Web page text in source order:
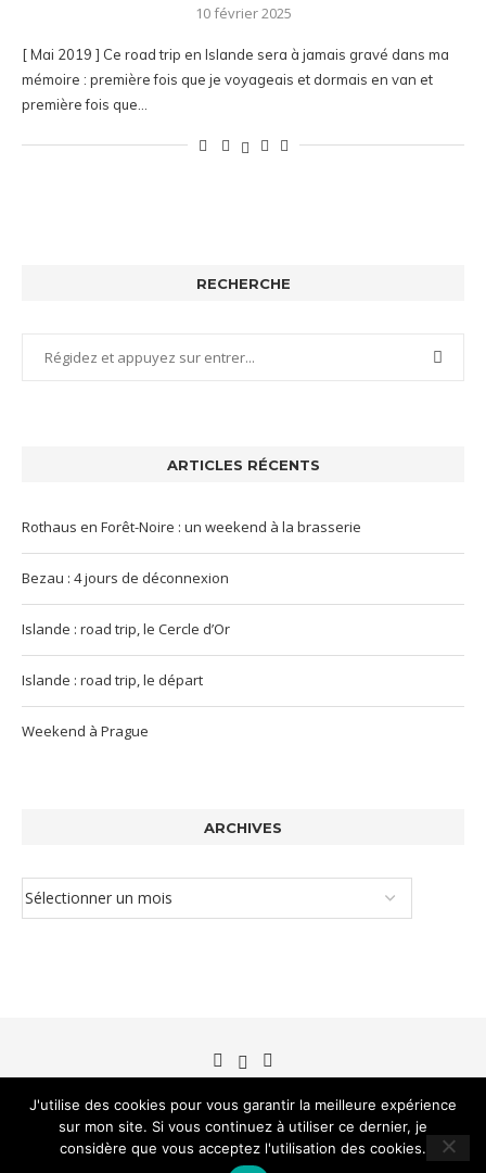
10 février 2025
[ Mai 2019 ] Ce road trip en Islande sera à jamais gravé dans ma
mémoire : première fois que je voyageais et dormais en van et
première fois que…
RECHERCHE
ARTICLES RÉCENTS
Rothaus en Forêt-Noire : un weekend à la brasserie
Bezau : 4 jours de déconnexion
Islande : road trip, le Cercle d’Or
Islande : road trip, le départ
Weekend à Prague
ARCHIVES
©Brin de blé 2012-2026
J'utilise des cookies pour vous garantir la meilleure expérience
sur mon site. Si vous continuez à utiliser ce dernier, je
considère que vous acceptez l'utilisation des cookies.